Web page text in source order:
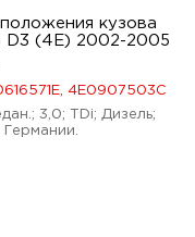
кузова
D3 (4E) 2002-2005
4E0907503C
3,0; TDi; Дизель;